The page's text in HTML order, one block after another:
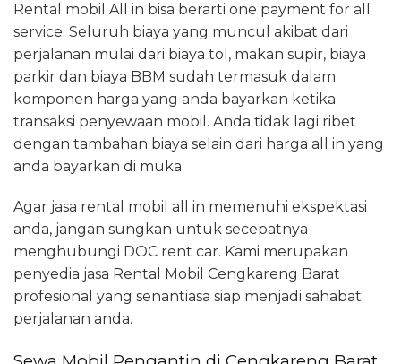
Rental mobil All in bisa berarti one payment for all
service. Seluruh biaya yang muncul akibat dari
perjalanan mulai dari biaya tol, makan supir, biaya
parkir dan biaya BBM sudah termasuk dalam
komponen harga yang anda bayarkan ketika
transaksi penyewaan mobil. Anda tidak lagi ribet
dengan tambahan biaya selain dari harga all in yang
anda bayarkan di muka.
Agar jasa rental mobil all in memenuhi ekspektasi
anda, jangan sungkan untuk secepatnya
menghubungi DOC rent car. Kami merupakan
penyedia jasa Rental Mobil Cengkareng Barat
profesional yang senantiasa siap menjadi sahabat
perjalanan anda.